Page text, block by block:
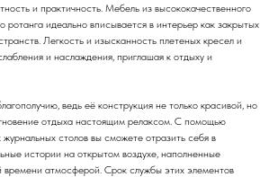
и практичность. Мебель из высококачественного
ротанга идеально вписывается в интерьер как закрытых
Легкость и изысканность плетеных кресел и
и наслаждения, приглашая к отдыху и
ведь её конструкция не только красивой, но
отдыха настоящим релаксом. С помощью
столов вы сможете отразить себя в
истории на открытом воздухе, наполненные
времени атмосферой. Срок службы этих элементов